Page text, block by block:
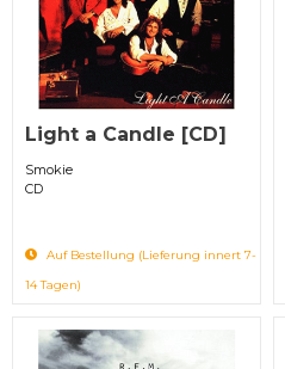
Light a Candle [CD]
Smokie
CD
Auf Bestellung (Lieferung innert 7-
14 Tagen)